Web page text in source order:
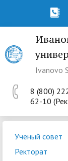
Ivanovo
8 (800)
62-10
Ученый совет
Ректорат